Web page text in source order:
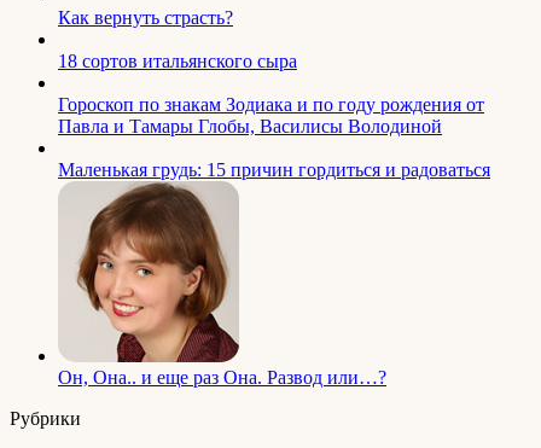
Как вернуть страсть?
18 сортов итальянского сыра
Гороскоп по знакам Зодиака и по году рождения от
Павла и Тамары Глобы, Василисы Володиной
Маленькая грудь: 15 причин гордиться и радоваться
Он, Она.. и еще раз Она. Развод или…?
Рубрики